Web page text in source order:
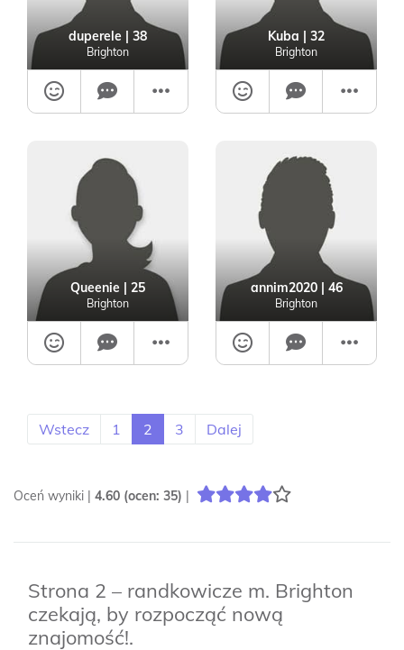
duperele | 38
Brighton
Kuba | 32
Brighton
Queenie | 25
Brighton
annim2020| 46
Brighton
Wstecz 1 2 3 Dalej
Oceń wyniki | 4.60 (ocen: 35) |
Strona 2 – randkowicze m. Brighton
czekają, by rozpocząć nową
znajomość!.